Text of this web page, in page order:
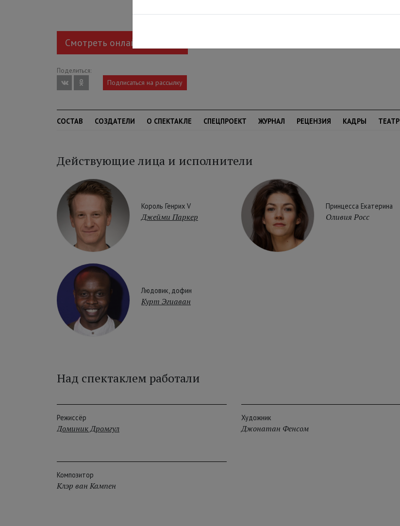
Смотреть онлайн за 550 ₽
Поделиться:
Подписаться на рассылку
СОСТАВ СОЗДАТЕЛИ О СПЕКТАКЛЕ СПЕЦПРОЕКТ ЖУРНАЛ РЕЦЕНЗИЯ КАДРЫ ТЕАТР
Действующие лица и исполнители
Король Генрих V
Джейми Паркер
Принцесса Екатерина
Оливия Росс
Людовик, дофин
Курт Эгиаван
Над спектаклем работали
Режиссёр
Доминик Дромгул
Художник
Джонатан Фенсом
Композитор
Клэр ван Кампен